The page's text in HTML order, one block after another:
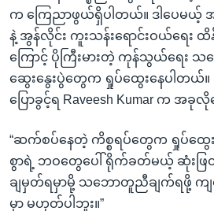
က ကြေညာဖွယ်ရှိပါတယ်။ ဒါပေမယ့်
နဲ့ အွန်လိုင်း ကူးသန်းရောင်းဝယ်ရေး
ကြောင့် ပိုကြီးမားတဲ့ ကုန်သွယ်ရေး
ဆွေးနွေးပွဲတွေက ရှုပ်ထွေးနေပါတယ်။ အိ
ပြောခွင့်ရ Raveesh Kumar က အခုလို
“ဆက်စပ်နေတဲ့ ကိစ္စရပ်တွေက ရှုပ်ထွေးပြီ
စွာရဲ့ ဘဝတွေပေါ် ရိုက်ခတ်မယ့် ဆုံးဖြတ်
ချမှတ်ရမှာမို့ သဘောတူညီချက်ရဖို့ က
မှာ မဟုတ်ပါဘူး။”